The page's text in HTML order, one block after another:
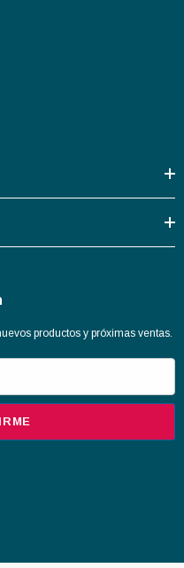
productos y próximas ventas.